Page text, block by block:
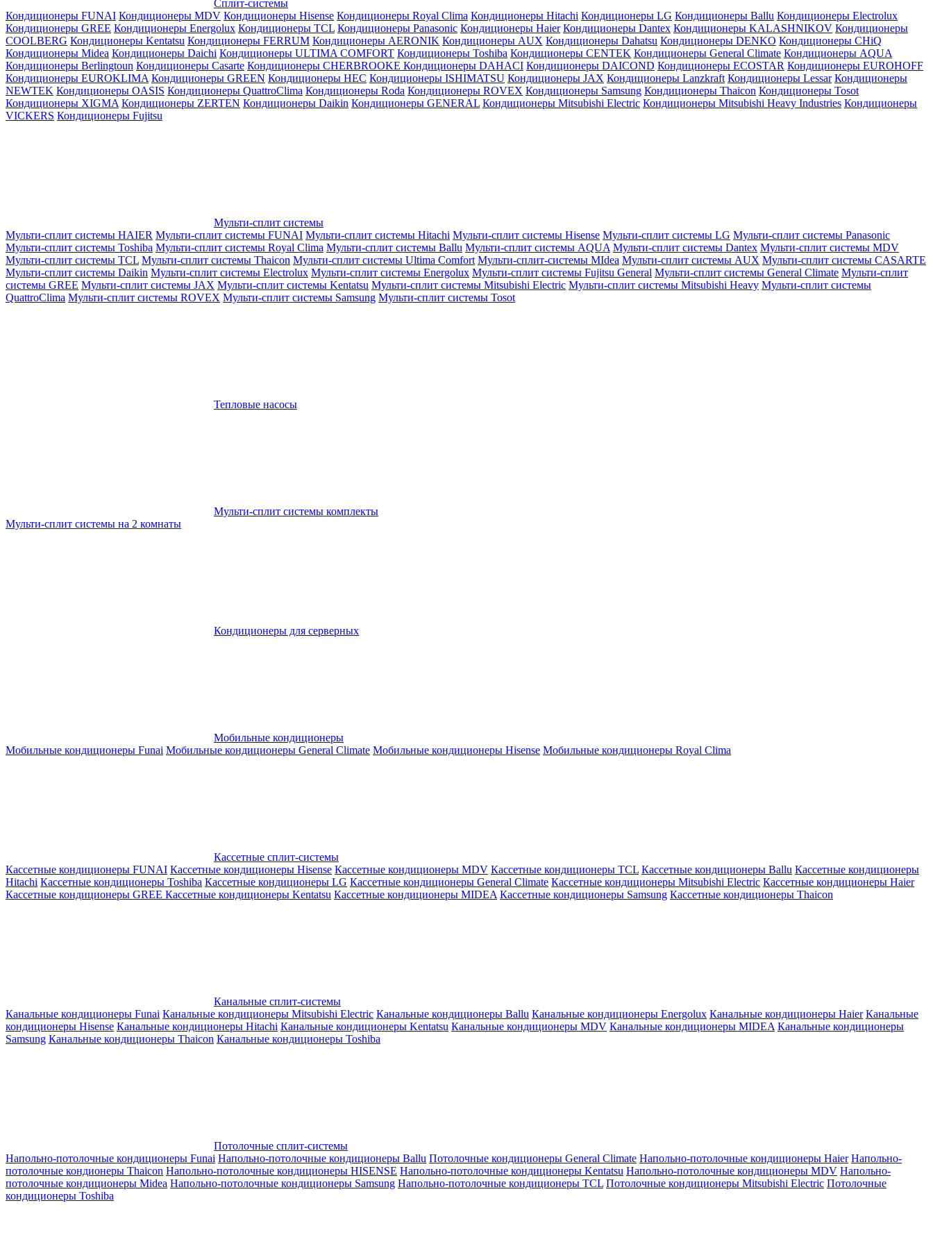
Сплит-системы
Кондиционеры FUNAI Кондиционеры MDV Кондиционеры Hisense Кондиционеры Royal Clima Кондиционеры Hitachi Кондиционеры LG Кондиционеры Ballu Кондиционеры Electrolux
Кондиционеры GREE Кондиционеры Energolux Кондиционеры TCL Кондиционеры Panasonic Кондиционеры Haier Кондиционеры Dantex Кондиционеры KALASHNIKOV Кондиционеры
СOOLBERG Кондиционеры Kentatsu Кондиционеры FERRUM Кондиционеры AERONIK Кондиционеры AUX Кондиционеры Dahatsu Кондиционеры DENKO Кондиционеры CHiQ
Кондиционеры Midea Кондиционеры Daichi Кондиционеры ULTIMA COMFORT Кондиционеры Toshiba Кондиционеры CENTEK Кондиционеры General Climate Кондиционеры AQUA
Кондиционеры Berlingtoun Кондиционеры Casarte Кондиционеры CHERBROOKE Кондиционеры DAHACI Кондиционеры DAICOND Кондиционеры ECOSTAR Кондиционеры EUROHOFF
Кондиционеры EUROKLIMA Кондиционеры GREEN Кондиционеры HEC Кондиционеры ISHIMATSU Кондиционеры JAX Кондиционеры Lanzkraft Кондиционеры Lessar Кондиционеры
NEWTEK Кондиционеры OASIS Кондиционеры QuattroClima Кондиционеры Roda Кондиционеры ROVEX Кондиционеры Samsung Кондиционеры Thaicon Кондиционеры Tosot
Кондиционеры XIGMA Кондиционеры ZERTEN Кондиционеры Daikin Кондиционеры GENERAL Кондиционеры Mitsubishi Electric Кондиционеры Mitsubishi Heavy Industries Кондиционеры
VICKERS Кондиционеры Fujitsu
Мульти-сплит системы
Мульти-сплит системы HAIER Мульти-сплит системы FUNAI Мульти-сплит системы Hitachi Мульти-сплит системы Hisense Мульти-сплит системы LG Мульти-сплит системы Panasonic
Мульти-сплит системы Toshiba Мульти-сплит системы Royal Clima Мульти-сплит системы Ballu Мульти-сплит системы AQUA Мульти-сплит системы Dantex Мульти-сплит системы MDV
Мульти-сплит системы TCL Мульти-сплит системы Thaicon Мульти-сплит системы Ultima Comfort Мульти-сплит-системы MIdea Мульти-сплит системы AUX Мульти-сплит системы CASARTE
Мульти-сплит системы Daikin Мульти-сплит системы Electrolux Мульти-сплит системы Energolux Мульти-сплит системы Fujitsu General Мульти-сплит системы General Climate Мульти-сплит
системы GREE Мульти-сплит системы JAX Мульти-сплит системы Kentatsu Мульти-сплит системы Mitsubishi Electric Мульти-сплит системы Mitsubishi Heavy Мульти-сплит системы
QuattroClima Мульти-сплит системы ROVEX Мульти-сплит системы Samsung Мульти-сплит системы Tosot
Тепловые насосы
Мульти-сплит системы комплекты
Мульти-сплит системы на 2 комнаты
Кондиционеры для серверных
Мобильные кондиционеры
Мобильные кондиционеры Funai Мобильные кондиционеры General Climate Мобильные кондиционеры Hisense Мобильные кондиционеры Royal Clima
Кассетные сплит-системы
Кассетные кондиционеры FUNAI Кассетные кондиционеры Hisense Кассетные кондиционеры MDV Кассетные кондиционеры TCL Кассетные кондиционеры Ballu Кассетные кондиционеры
Hitachi Кассетные кондиционеры Toshiba Кассетные кондиционеры LG Кассетные кондиционеры General Climate Кассетные кондиционеры Mitsubishi Electric Кассетные кондиционеры Haier
Кассетные кондиционеры GREE Кассетные кондиционеры Kentatsu Кассетные кондиционеры MIDEA Кассетные кондиционеры Samsung Кассетные кондиционеры Thaicon
Канальные сплит-системы
Канальные кондиционеры Funai Канальные кондиционеры Mitsubishi Electric Канальные кондиционеры Ballu Канальные кондиционеры Energolux Канальные кондиционеры Haier Канальные
кондиционеры Hisense Канальные кондиционеры Hitachi Канальные кондиционеры Kentatsu Канальные кондиционеры MDV Канальные кондиционеры MIDEA Канальные кондиционеры
Samsung Канальные кондиционеры Thaicon Канальные кондиционеры Toshiba
Потолочные сплит-системы
Напольно-потолочные кондиционеры Funai Напольно-потолочные кондиционеры Ballu Потолочные кондиционеры General Climate Напольно-потолочные кондиционеры Haier Напольно-
потолочные кондионеры Thaicon Напольно-потолочные кондиционеры HISENSE Напольно-потолочные кондиционеры Kentatsu Напольно-потолочные кондиционеры MDV Напольно-
потолочные кондиционеры Midea Напольно-потолочные кондиционеры Samsung Напольно-потолочные кондиционеры TCL Потолочные кондиционеры Mitsubishi Electric Потолочные
кондиционеры Toshiba